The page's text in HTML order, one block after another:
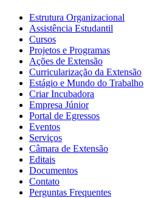
Estrutura Organizacional
Assistência Estudantil
Cursos
Projetos e Programas
Ações de Extensão
Curricularização da Extensão
Estágio e Mundo do Trabalho
Criar Incubadora
Empresa Júnior
Portal de Egressos
Eventos
Serviços
Câmara de Extensão
Editais
Documentos
Contato
Perguntas Frequentes